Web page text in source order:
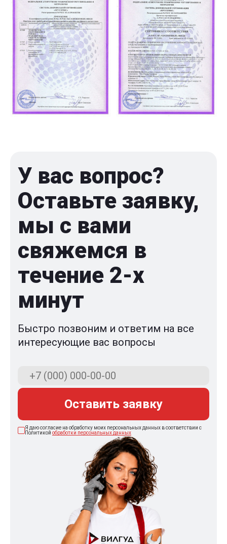
У вас вопрос?
Оставьте заявку,
мы с вами
свяжемся в
течение 2-x
минут
Быстро позвоним и ответим на все
интересующие вас вопросы
Оставить заявку
Я даю согласие на обработку моих персональных данных в соответствии с
Политикой обработки персональных данных